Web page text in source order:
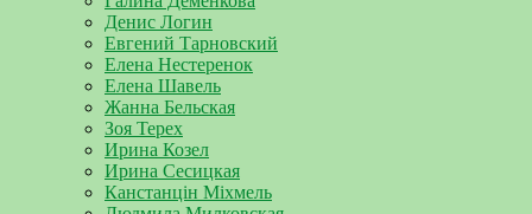
Денис Логин
Евгений Тарновский
Елена Нестеренок
Елена Шавель
Жанна Бельская
Зоя Терех
Ирина Козел
Ирина Сесицкая
Канстанцін Міхмель